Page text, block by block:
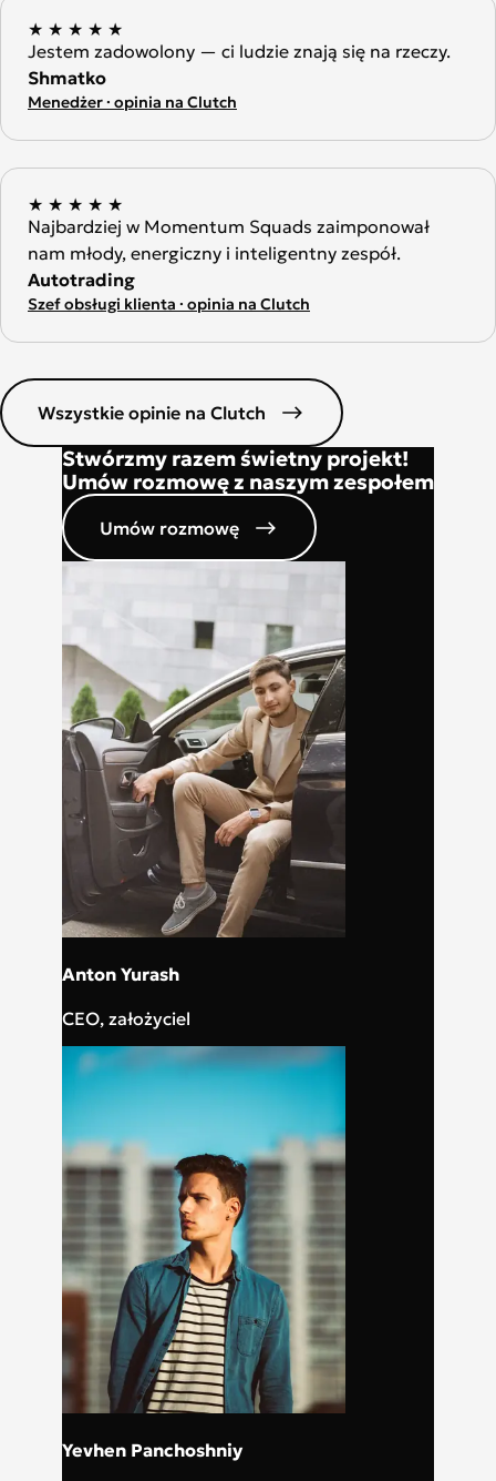
★ ★ ★ ★ ★
Jestem zadowolony — ci ludzie znają się na rzeczy.
Shmatko
Menedżer · opinia na Clutch
★ ★ ★ ★ ★
Najbardziej w Momentum Squads zaimponował
nam młody, energiczny i inteligentny zespół.
Autotrading
Szef obsługi klienta · opinia na Clutch
Wszystkie opinie na Clutch
Stwórzmy razem świetny projekt!
Umów rozmowę z naszym zespołem
Umów rozmowę
Anton Yurash
CEO, założyciel
Yevhen Panchoshniy